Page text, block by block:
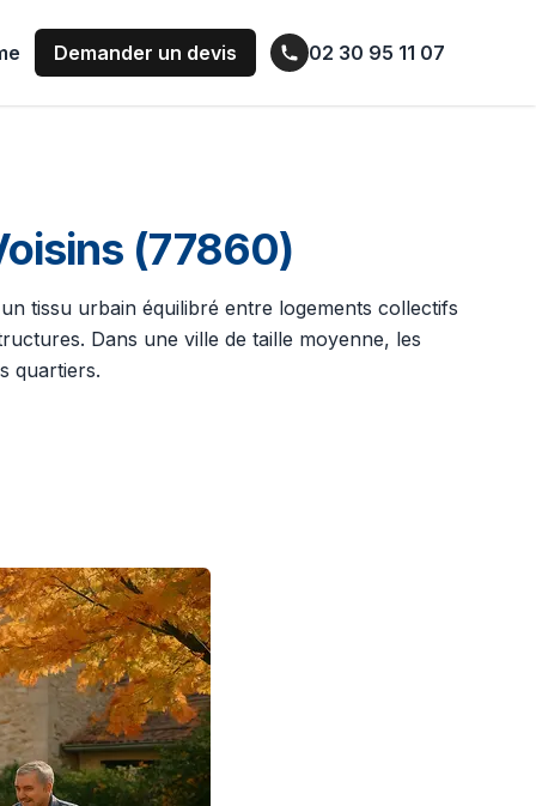
Demander un devis 02 30 95 11 07
(77860)
tissu urbain équilibré entre logements collectifs
Dans une ville de taille moyenne, les
quartiers.